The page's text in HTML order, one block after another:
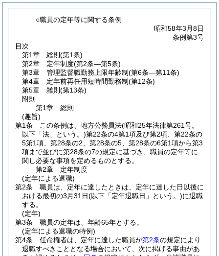
○職員の定年等に関する条例
昭和58年3月8日
条例第3号
目次
第1章
総則 (第1条)
第2章
定年制度(第2条―第5条)
第3章
管理監督職勤務上限年齢制(第6条―第11条)
第4章
定年前再任用短時間勤務制(第12条)
第5章
雑則 (第13条)
附則
第1章
総則
(趣旨)
第1条
この条例は、地方公務員法(昭和25年法律第261号。
以下「法」という。)第22条の4第1項及び第2項、第22条の
5第1項、第28条の2、第28条の5、第28条の6第1項から第3
項まで並びに第28条の7の規定に基づき、職員の定年等に
関し必要な事項を定めるものとする。
第2章
定年制度
(定年による退職)
第2条
職員は、定年に達したときは、定年に達した日以後に
おける最初の3月31日(以下「定年退職日」という。)に退職
する。
(定年)
第3条
職員の定年は、年齢65年とする。
(定年による退職の特例)
第4条
任命権者は、定年に達した職員が第2条の規定により
退職すべきこととなる場合において、次に掲げる事由があ